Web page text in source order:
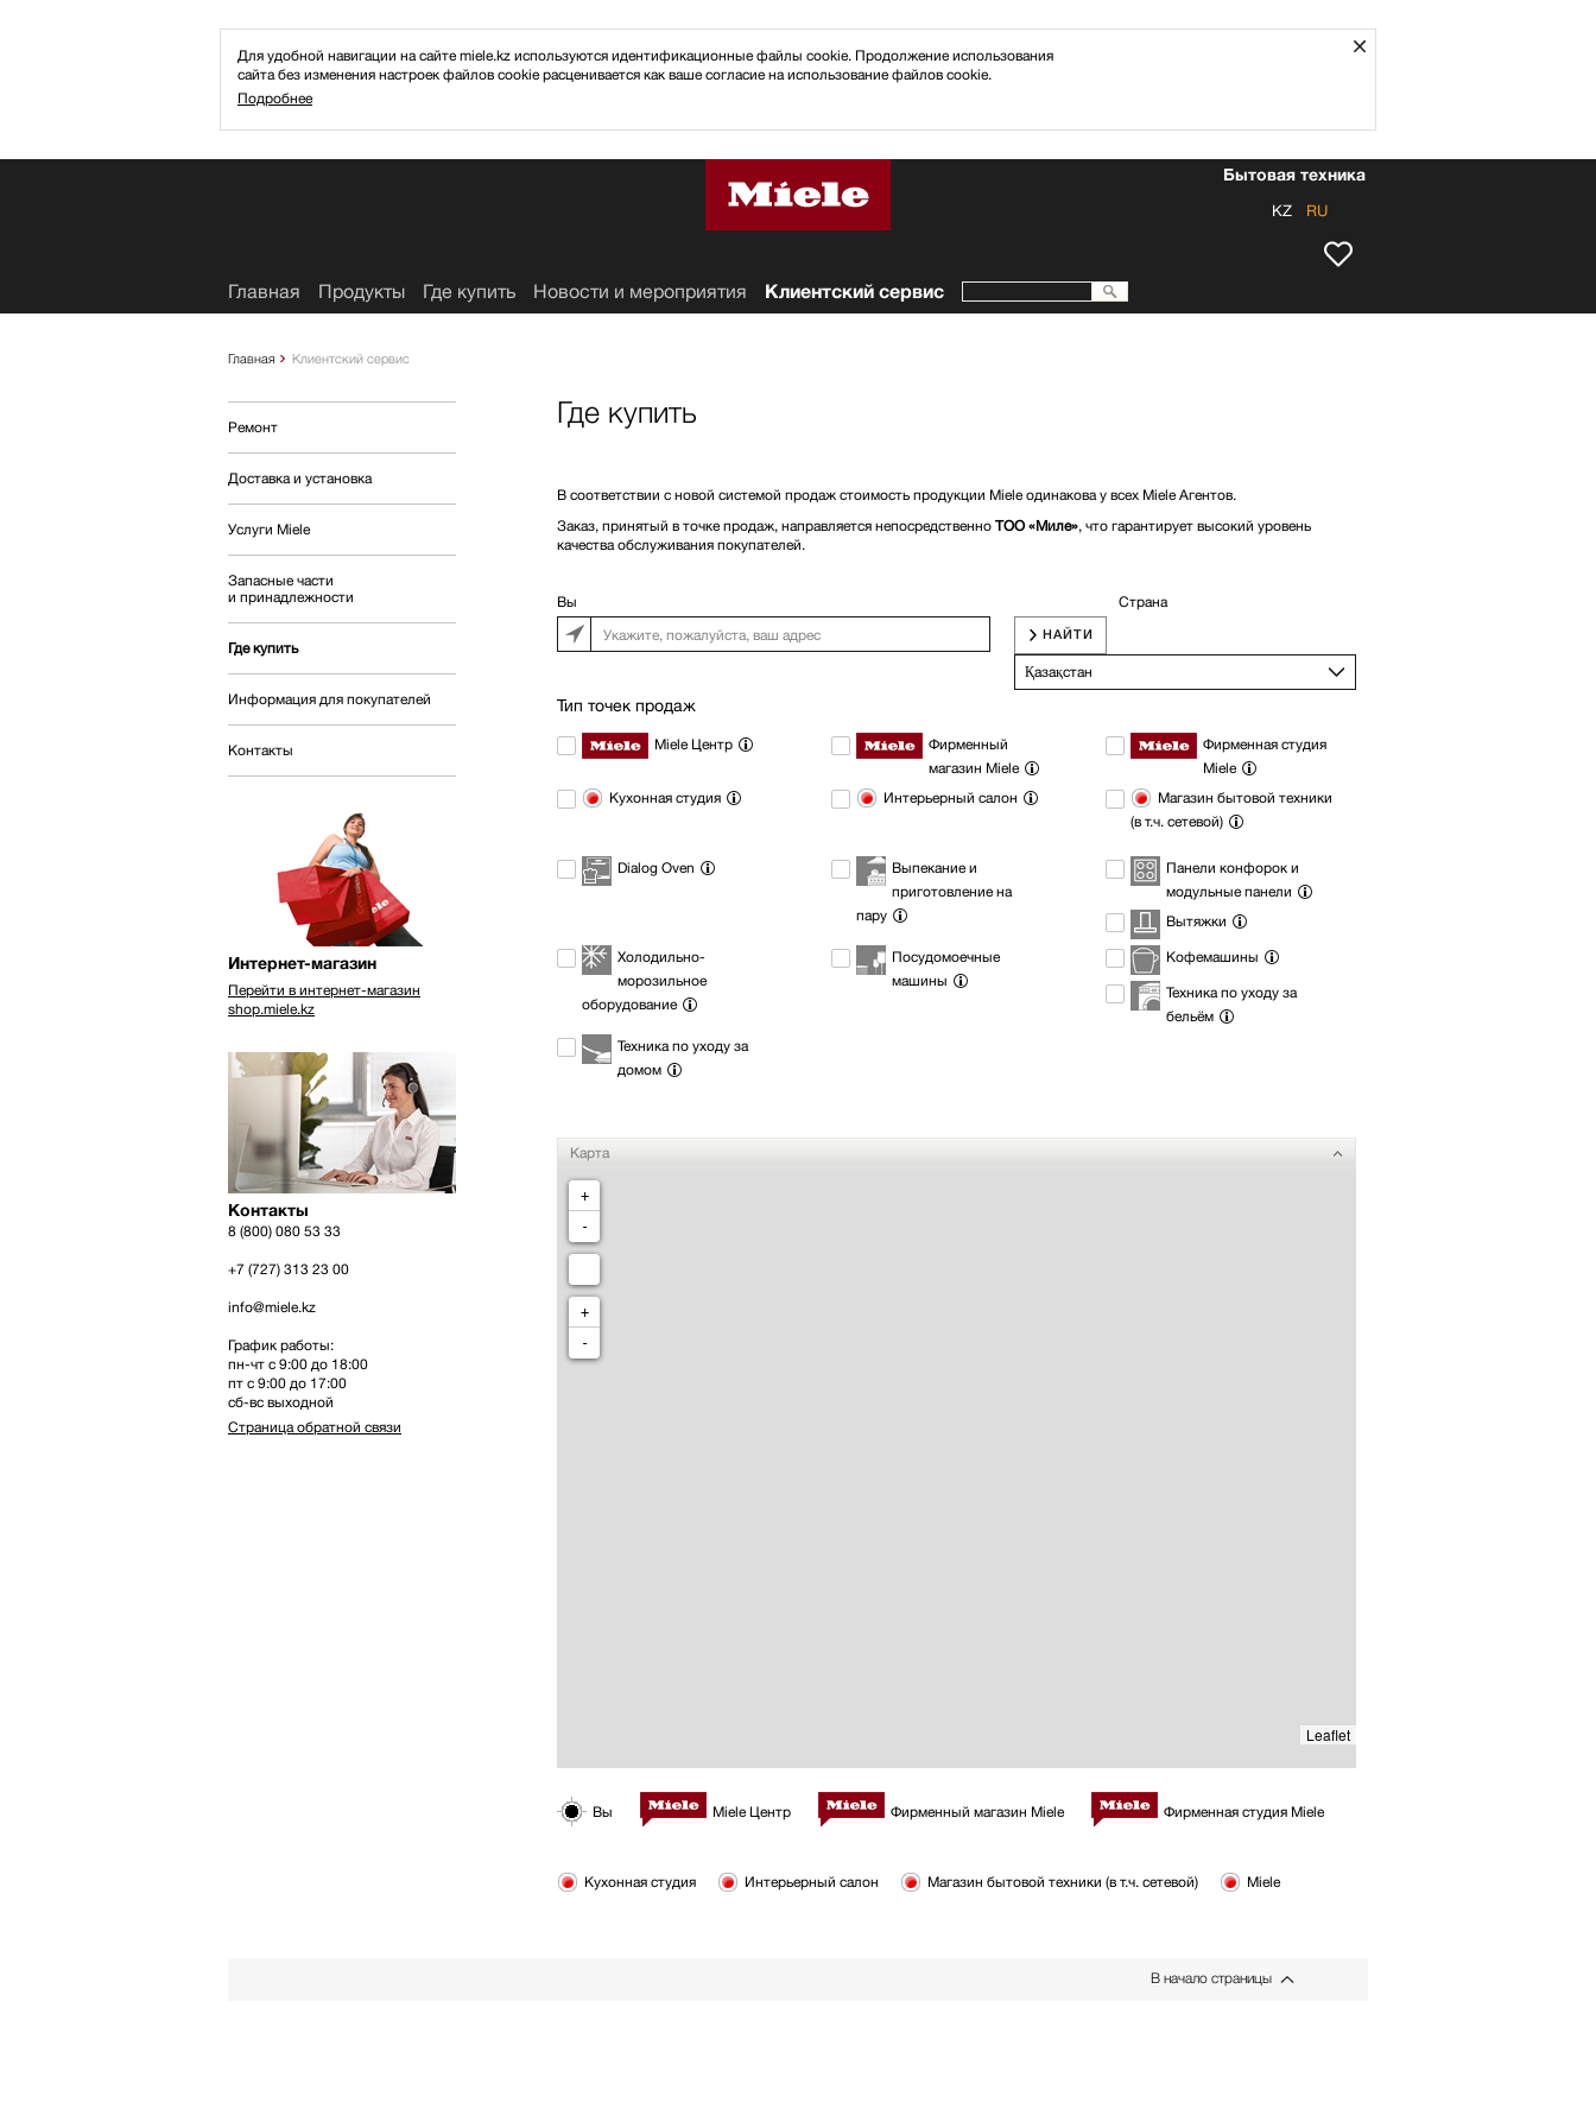
Для удобной навигации на сайте miele.kz используются идентификационные файлы cookie. Продолжение использования
сайта без изменения настроек файлов cookie расценивается как ваше согласие на использование файлов cookie.
Подробнее
Закрыть
Главная Клиентский сервис
Ремонт
Доставка и установка
Услуги Miele
Запасные части
и принадлежности
Где купить
Информация для покупателей
Контакты
Интернет-магазин
Перейти в интернет-магазин
shop.miele.kz
Контакты
8 (800) 080 53 33
+7 (727) 313 23 00
info@miele.kz
График работы:
пн-чт с 9:00 до 18:00
пт с 9:00 до 17:00
сб-вс выходной
Страница обратной связи
Где купить
В соответствии с новой системой продаж стоимость продукции Miele одинакова у всех Miele Агентов.
Заказ, принятый в точке продаж, направляется непосредственно ТОО «Миле», что гарантирует высокий уровень
качества обслуживания покупателей.
Вы
НАЙТИ
Страна
Қазақстан
Тип точек продаж
Miele Центр
Фирменный
магазин Miele
Фирменная студия
Miele
Кухонная студия
Интерьерный салон
Магазин бытовой техники
(в т.ч. сетевой)
Dialog Oven
Выпекание и
приготовление на
пару
Панели конфорок и
модульные панели
Вытяжки
Холодильно-
морозильное
оборудование
Посудомоечные
машины
Кофемашины
Техника по уходу за
бельём
Техника по уходу за
домом
Карта
+
-
+
-
Leaflet
Вы Miele Центр Фирменный магазин Miele Фирменная студия Miele
Кухонная студия Интерьерный салон Магазин бытовой техники (в т.ч. сетевой) Miele
В начало страницы
Бытовая техника
KZ RU
Главная Продукты Где купить Новости и мероприятия Клиентский сервис